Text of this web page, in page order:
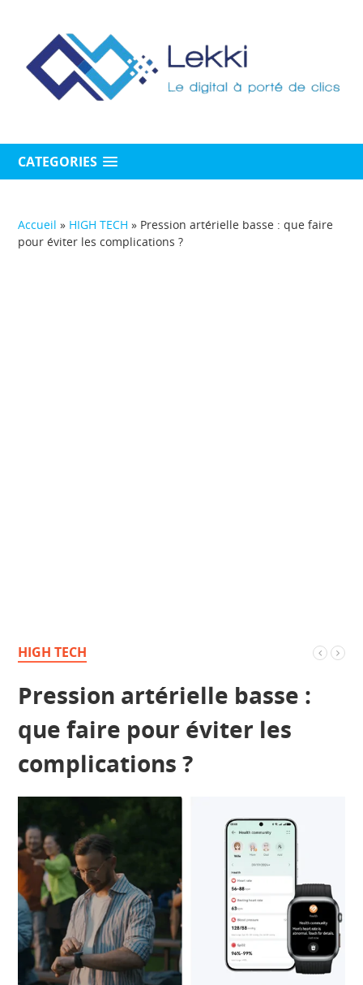
CATEGORIES
Accueil » HIGH TECH » Pression artérielle basse : que faire
pour éviter les complications ?
HIGH TECH
Pression artérielle basse :
que faire pour éviter les
complications ?